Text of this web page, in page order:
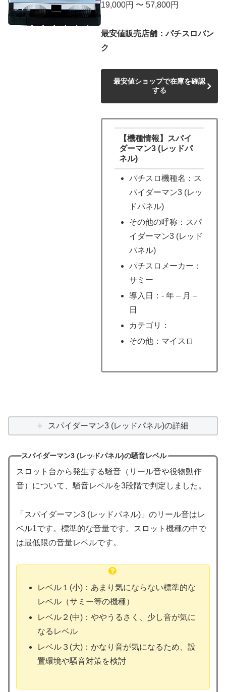
19,000円 〜 57,800円
最安値販売店舗：パチスロバン
ク
最安値ショップで在庫を確認
する
【機種情報】スパイ
ダーマン3 (レッドパ
ネル)
パチスロ機種名：ス
パイダーマン3 (レッ
ドパネル)
その他の呼称：スパ
イダーマン3 (レッド
パネル)
パチスロメーカー：
サミー
導入日：- 年 – 月 –
日
カテゴリ：
その他：マイスロ
スパイダーマン3 (レッドパネル)の詳細
スパイダーマン3 (レッドパネル)の騒音レベル
スロット台から発生する騒音（リール音や役物動作
音）について、騒音レベルを3段階で判定しました。
「スパイダーマン3 (レッドパネル)」のリール音はレ
ベル1です。標準的な音量です。スロット機種の中で
は最低限の音量レベルです。
レベル１(小)：あまり気にならない標準的な
レベル（サミー等の機種）
レベル２(中)：ややうるさく、少し音が気に
なるレベル
レベル３(大)：かなり音が気になるため、設
置環境や騒音対策を検討